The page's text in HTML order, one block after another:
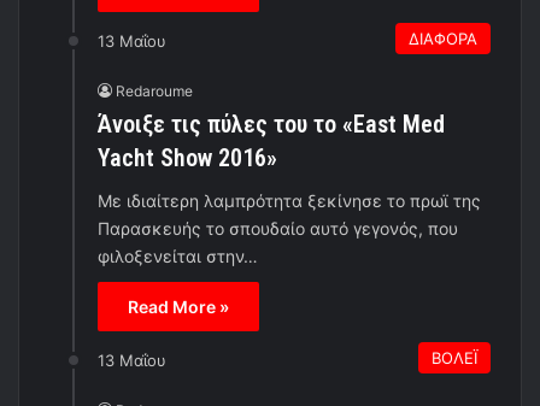
13 Μαΐου ΔΙΑΦΟΡΑ
Redaroume
Άνοιξε τις πύλες του το «East Med
Yacht Show 2016»
Με ιδιαίτερη λαμπρότητα ξεκίνησε το πρωϊ της
Παρασκευής το σπουδαίο αυτό γεγονός, που
φιλοξενείται στην…
Read More »
13 Μαΐου ΒΟΛΕΪ